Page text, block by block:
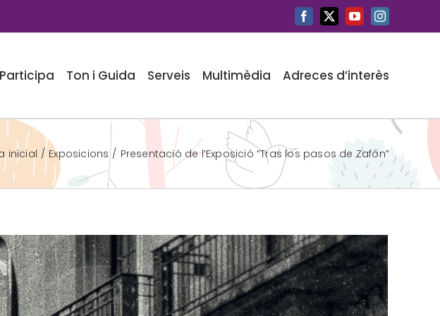
Facebook
X YouTubeInstagram
Participa Ton i Guida Serveis Multimèdia Adreces d’interès
inicial Exposicions Presentació de l’Exposició “Tras los pasos de Zafón”